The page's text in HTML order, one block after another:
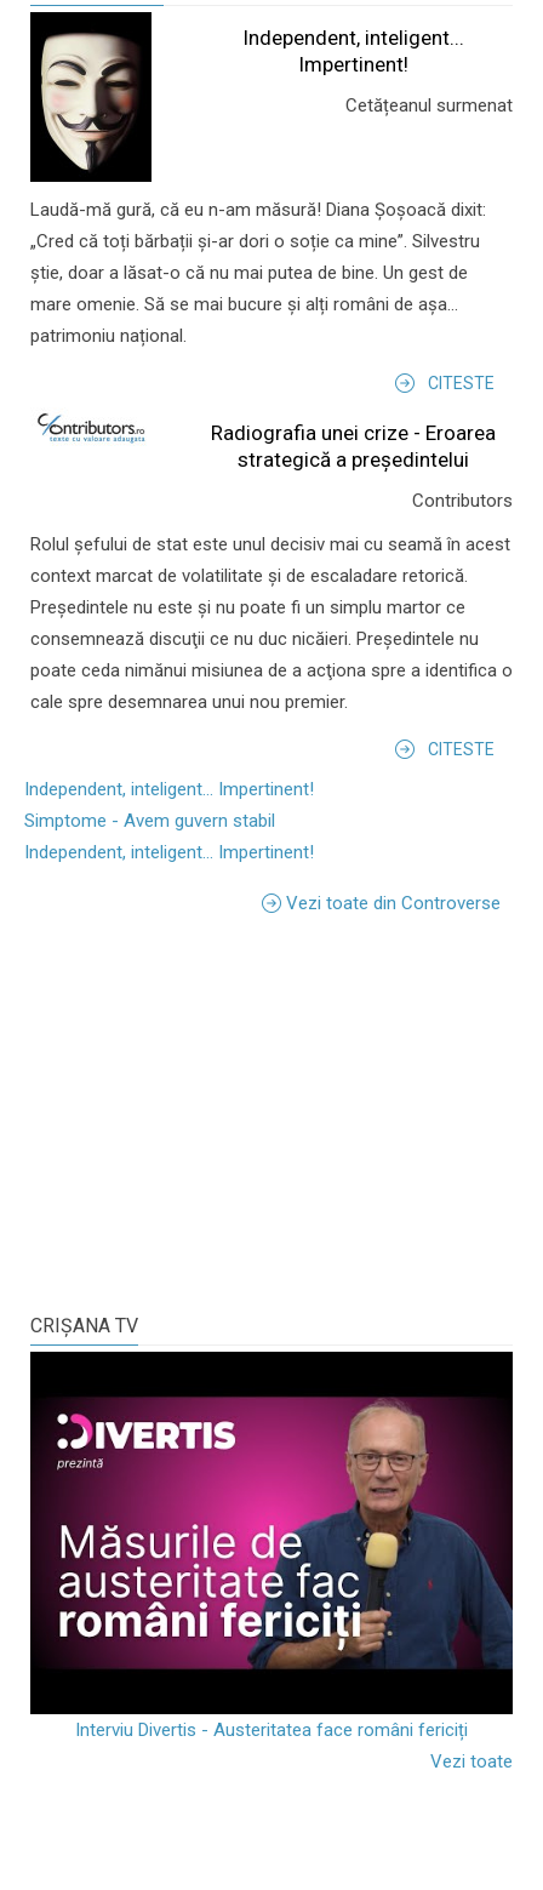
Independent, inteligent...
Impertinent!
Cetățeanul surmenat
Laudă-mă gură, că eu n-am măsură! Diana Șoșoacă dixit:
„Cred că toți bărbații și-ar dori o soție ca mine”. Silvestru
știe, doar a lăsat-o că nu mai putea de bine. Un gest de
mare omenie. Să se mai bucure și alți români de așa...
patrimoniu național.
CITESTE
Radiografia unei crize - Eroarea
strategică a președintelui
Contributors
Rolul şefului de stat este unul decisiv mai cu seamă în acest
context marcat de volatilitate şi de escaladare retorică.
Preşedintele nu este şi nu poate fi un simplu martor ce
consemnează discuţii ce nu duc nicăieri. Preşedintele nu
poate ceda nimănui misiunea de a acţiona spre a identifica o
cale spre desemnarea unui nou premier.
CITESTE
Independent, inteligent... Impertinent!
Simptome - Avem guvern stabil
Independent, inteligent... Impertinent!
Vezi toate din Controverse
CRIŞANA TV
Interviu Divertis - Austeritatea face români fericiți
Vezi toate